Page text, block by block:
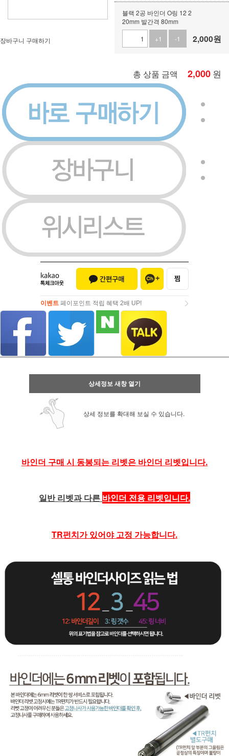
블랙 2공 바인더 O링 12 2
20mm 발간격 80mm
+1
-1 2,000원
총 상품 금액 2,000 원
장바구니 구매하기
이벤트 페이포인트 적립 혜택 2배 UP!
페이포인트 적립 혜택 2배 UP!
상세정보 새창 열기
상세 정보를 확대해 보실 수 있습니다.
바인더 구매 시 동봉되는 리벳은 바인더 리벳입니다.
일반 리벳과 다른 바인더 전용 리벳입니다.
TR펀치가 있어야 고정 가능합니다.